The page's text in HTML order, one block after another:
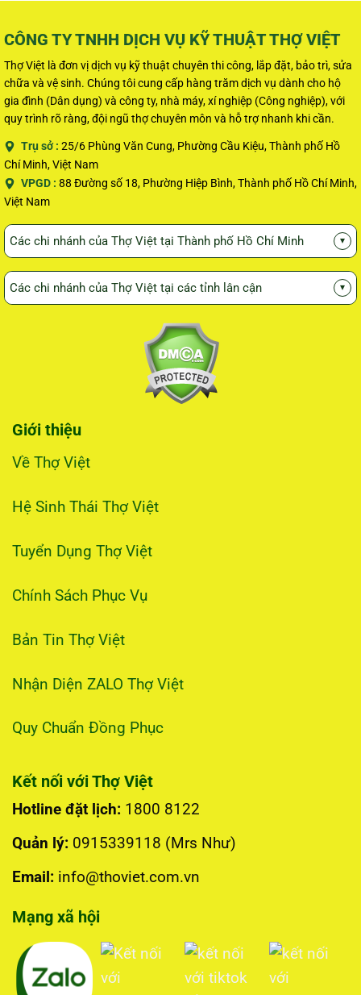
CÔNG TY TNHH DỊCH VỤ KỸ THUẬT THỢ VIỆT
Thợ Việt là đơn vị dịch vụ kỹ thuật chuyên thi công, lắp đặt, bảo trì, sửa
chữa và vệ sinh. Chúng tôi cung cấp hàng trăm dịch vụ dành cho hộ
gia đình (Dân dụng) và công ty, nhà máy, xí nghiệp (Công nghiệp), với
quy trình rõ ràng, đội ngũ thợ chuyên môn và hỗ trợ nhanh khi cần.
Trụ sở : 25/6 Phùng Văn Cung, Phường Cầu Kiệu, Thành phố Hồ
Chí Minh, Việt Nam
VPGD : 88 Đường số 18, Phường Hiệp Bình, Thành phố Hồ Chí Minh,
Việt Nam
Các chi nhánh của Thợ Việt tại Thành phố Hồ Chí Minh ▾
Các chi nhánh của Thợ Việt tại các tỉnh lân cận ▾
Giới thiệu
Về Thợ Việt
Hệ Sinh Thái Thợ Việt
Tuyển Dụng Thợ Việt
Chính Sách Phục Vụ
Bản Tin Thợ Việt
Nhận Diện ZALO Thợ Việt
Quy Chuẩn Đồng Phục
Kết nối với Thợ Việt
Hotline đặt lịch: 1800 8122
Quản lý: 0915339118 (Mrs Như)
Email: info@thoviet.com.vn
Mạng xã hội